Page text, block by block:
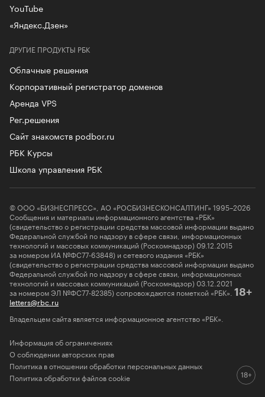
ДРУГИЕ ПРОДУКТЫ РБК
Облачные решения
Корпоративный регистратор доменов
Аренда VPS
Рег.решения
Сайт знакомств podbor.ru
РБК Курсы
Школа управления РБК
YouTube
«Яндекс.Дзен»
© ООО «БИЗНЕСПРЕСС», АО «РОСБИЗНЕСКОНСАЛТИНГ» 1995–2026
Сообщения и материалы информационного агентства «РБК»
(свидетельство о регистрации средства массовой информации выдано
Федеральной службой по надзору в сфере связи, информационных
технологий и массовых коммуникаций (Роскомнадзор) 09.12.2015
за номером ИА №ФС77-63848) и сетевого издания «РБК»
(свидетельство о регистрации средства массовой информации выдано
Федеральной службой по надзору в сфере связи, информационных
технологий и массовых коммуникаций (Роскомнадзор) 03.12.2021
за номером ЭЛ №ФС77-82385) сопровождаются пометкой «РБК». 18+
letters@rbc.ru
Владельцем сайта является информационное агентство «РБК».
Информация об ограничениях
О соблюдении авторских прав
Политика в отношении обработки персональных данных
Политика обработки файлов cookie